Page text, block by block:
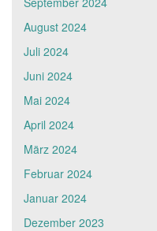
August 2024
Juli 2024
Juni 2024
Mai 2024
April 2024
März 2024
Februar 2024
Januar 2024
Dezember 2023